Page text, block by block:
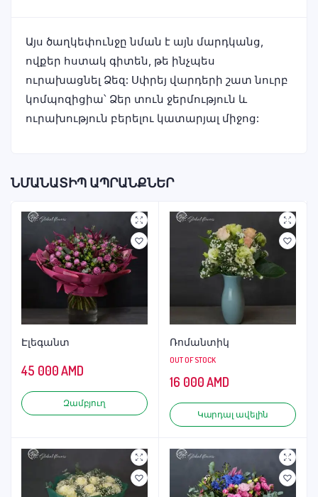
Այս ծաղկեփունջը նման է այն մարդկանց,
ովքեր հստակ գիտեն, թե ինչպես
ուրախացնել Ձեզ: Սփրեյ վարդերի շատ նուրբ
կոմպոզիցիա՝ Ձեր տուն ջերմություն և
ուրախություն բերելու կատարյալ միջոց:
ՆՄԱՆԱՏԻՊ ԱՊՐԱՆՔՆԵՐ
Էլեգանտ
45 000AMD
Զամբյուղ
Ռոմանտիկ
OUT OF STOCK
16 000AMD
Կարդալ ավելին